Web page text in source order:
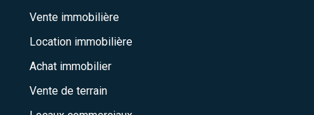
Vente immobilière
Location immobilière
Achat immobilier
Vente de terrain